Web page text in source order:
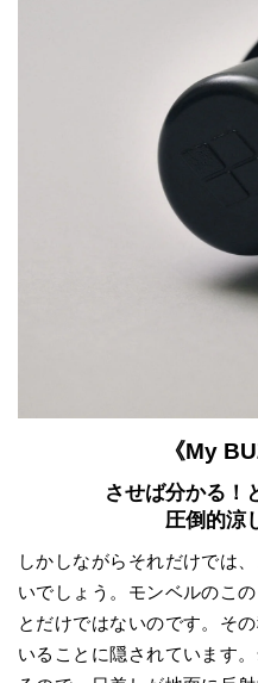
《My
させば分かる！
圧倒的涼
しかしながらそれだけでは
いでしょう。モンベルのこ
とだけではないのです。そ
いることに隠されています